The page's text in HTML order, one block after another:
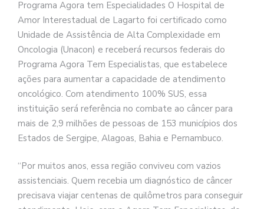
Programa Agora tem Especialidades O Hospital de
Amor Interestadual de Lagarto foi certificado como
Unidade de Assistência de Alta Complexidade em
Oncologia (Unacon) e receberá recursos federais do
Programa Agora Tem Especialistas, que estabelece
ações para aumentar a capacidade de atendimento
oncológico. Com atendimento 100% SUS, essa
instituição será referência no combate ao câncer para
mais de 2,9 milhões de pessoas de 153 municípios dos
Estados de Sergipe, Alagoas, Bahia e Pernambuco.
“Por muitos anos, essa região conviveu com vazios
assistenciais. Quem recebia um diagnóstico de câncer
precisava viajar centenas de quilômetros para conseguir